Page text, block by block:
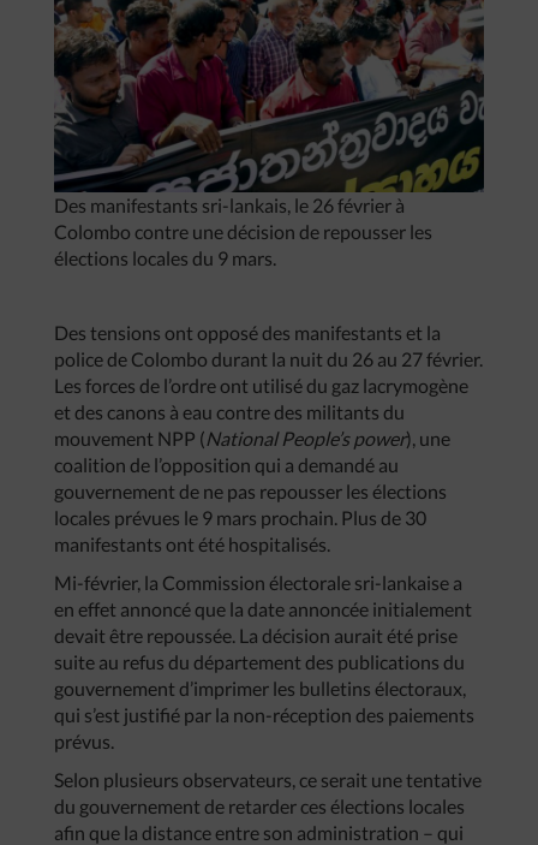
Des manifestants sri-lankais, le 26 février à
Colombo contre une décision de repousser les
élections locales du 9 mars.
Des tensions ont opposé des manifestants et la
police de Colombo durant la nuit du 26 au 27 février.
Les forces de l’ordre ont utilisé du gaz lacrymogène
et des canons à eau contre des militants du
mouvement NPP (National People’s power), une
coalition de l’opposition qui a demandé au
gouvernement de ne pas repousser les élections
locales prévues le 9 mars prochain. Plus de 30
manifestants ont été hospitalisés.
Mi-février, la Commission électorale sri-lankaise a
en effet annoncé que la date annoncée initialement
devait être repoussée. La décision aurait été prise
suite au refus du département des publications du
gouvernement d’imprimer les bulletins électoraux,
qui s’est justifié par la non-réception des paiements
prévus.
Selon plusieurs observateurs, ce serait une tentative
du gouvernement de retarder ces élections locales
afin que la distance entre son administration – qui